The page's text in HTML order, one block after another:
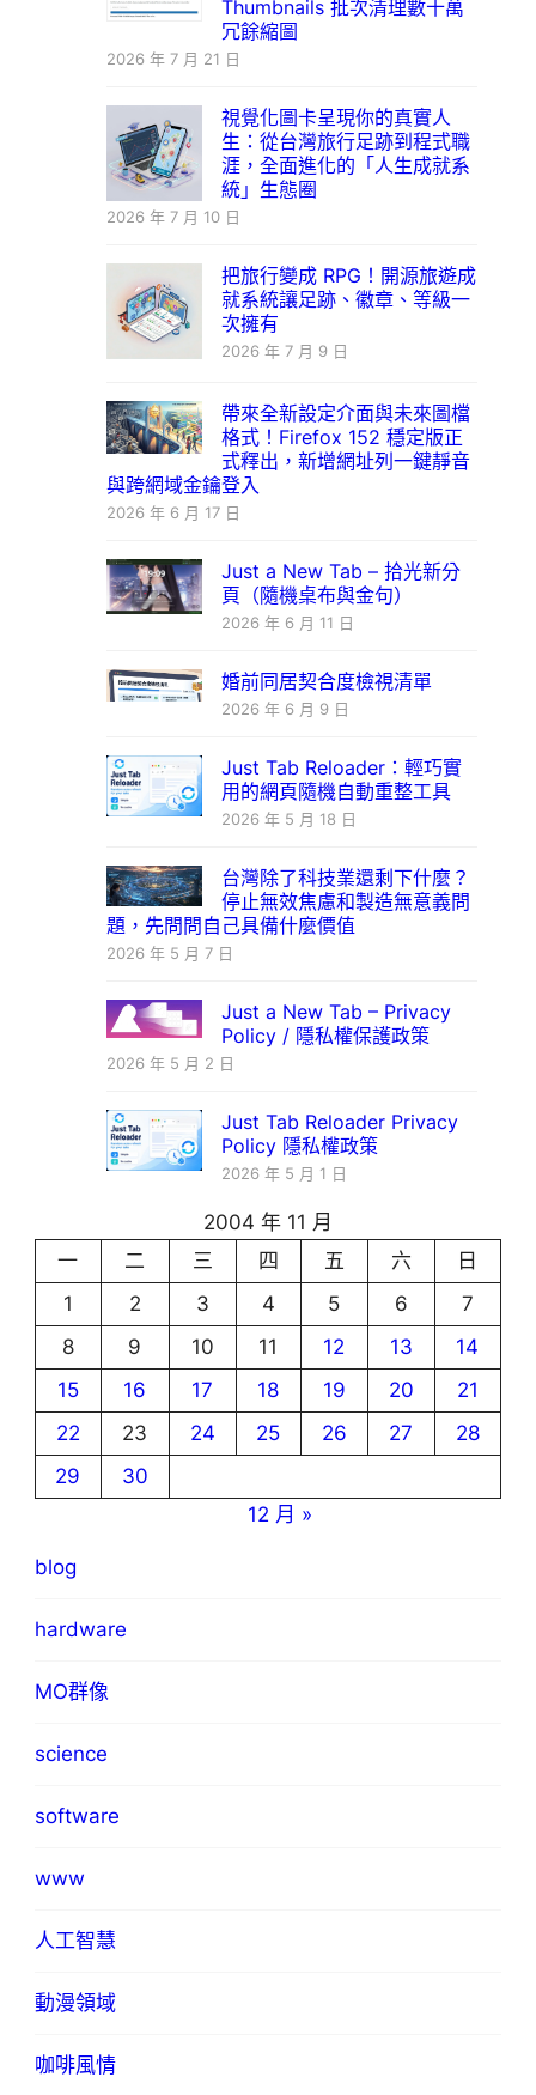
Thumbnails 批次清理數十萬
冗餘縮圖
2026 年 7 月 21 日
視覺化圖卡呈現你的真實人
生：從台灣旅行足跡到程式職
涯，全面進化的「人生成就系
統」生態圈
2026 年 7 月 10 日
把旅行變成 RPG！開源旅遊成
就系統讓足跡、徽章、等級一
次擁有
2026 年 7 月 9 日
帶來全新設定介面與未來圖檔
格式！Firefox 152 穩定版正
式釋出，新增網址列一鍵靜音
與跨網域金鑰登入
2026 年 6 月 17 日
Just a New Tab – 拾光新分
頁（隨機桌布與金句）
2026 年 6 月 11 日
婚前同居契合度檢視清單
2026 年 6 月 9 日
Just Tab Reloader：輕巧實
用的網頁隨機自動重整工具
2026 年 5 月 18 日
台灣除了科技業還剩下什麼？
停止無效焦慮和製造無意義問
題，先問問自己具備什麼價值
2026 年 5 月 7 日
Just a New Tab – Privacy
Policy / 隱私權保護政策
2026 年 5 月 2 日
Just Tab Reloader Privacy
Policy 隱私權政策
2026 年 5 月 1 日
2004 年 11 月
一
二 三 四 五 六
日
1
2 3 4 5 6
7
8
9 10 11 12 13
14
15
16 17 18 19 20
21
22
23 24 25 26 27
28
29
30
12 月 »
blog
hardware
MO群像
science
software
www
人工智慧
動漫領域
咖啡風情